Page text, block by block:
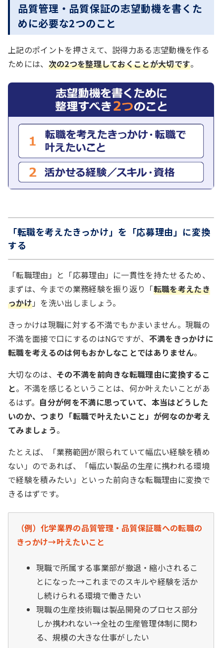
品質管理・品質保証の志望動機を書くた
めに必要な2つのこと
上記のポイントを押さえて、説得力ある志望動機を作る
ためには、 次の2つを整理しておくことが大切です。
「転職を考えたきっかけ」を「応募理由」に変換
する
「転職理由」と「応募理由」に一貫性を持たせるため、
まずは、今までの業務経験を振り返り「転職を考えたき
っかけ」を洗い出しましょう。
きっかけは現職に対する不満でもかまいません。現職の
不満を面接で口にするのはNGですが、 不満をきっかけに
転職を考えるのは何もおかしなことではありません。
大切なのは、 その不満を前向きな転職理由に変換するこ
と。不満を感じるということは、何か叶えたいことがあ
るはず。 自分が何を不満に思っていて、本当はどうした
いのか、つまり「転職で叶えたいこと」が何なのか考え
てみましょう。
たとえば、「業務範囲が限られていて幅広い経験を積め
ない」のであれば、「幅広い製品の生産に携われる環境
で経験を積みたい」といった前向きな転職理由に変換で
きるはずです。
（例）化学業界の品質管理・品質保証職への転職の
きっかけ→叶えたいこと
現職で所属する事業部が撤退・縮小されるこ
とになった→これまでのスキルや経験を活か
し続けられる環境で働きたい
現職の生産技術職は製品開発のプロセス部分
しか携われない→全社の生産管理体制に関わ
る、規模の大きな仕事がしたい